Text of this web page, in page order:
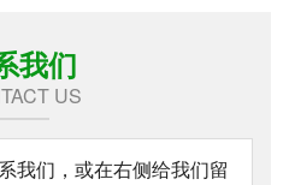
箱具有很高的承载能....
我们
US
我们，或在右侧给我们留